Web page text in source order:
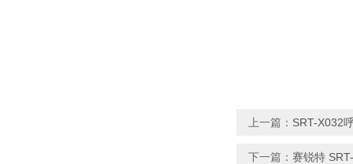
上一篇： SRT-X032
下一篇： 赛锐特